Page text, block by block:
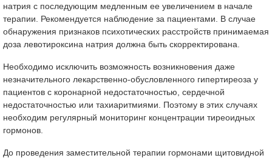
натрия с последующим медленным ее увеличением в начале
терапии. Рекомендуется наблюдение за пациентами. В случае
обнаружения признаков психотических расстройств принимаемая
доза левотироксина натрия должна быть скорректирована.
Необходимо исключить возможность возникновения даже
незначительного лекарственно-обусловленного гипертиреоза у
пациентов с коронарной недостаточностью, сердечной
недостаточностью или тахиаритмиями. Поэтому в этих случаях
необходим регулярный мониторинг концентрации тиреоидных
гормонов.
До проведения заместительной терапии гормонами щитовидной